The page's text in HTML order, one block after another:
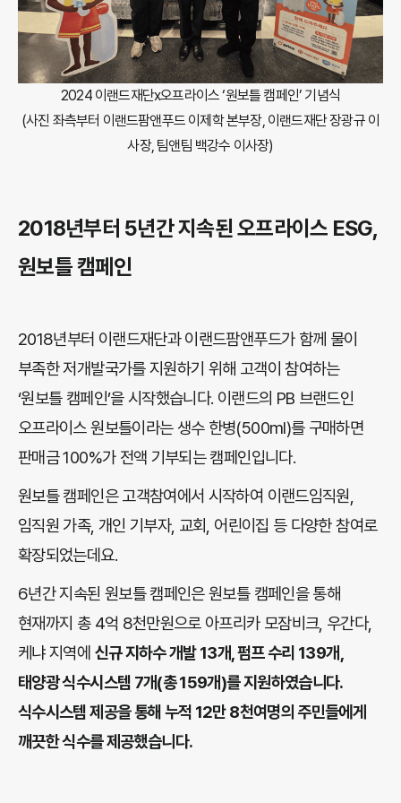
2024 이랜드재단x오프라이스 ‘원보틀 캠페인’ 기념식
(사진 좌측부터 이랜드팜앤푸드 이제학 본부장, 이랜드재단 장광규 이
사장, 팀앤팀 백강수 이사장)
2018년부터 5년간 지속된 오프라이스 ESG,
원보틀 캠페인
2018년부터 이랜드재단과 이랜드팜앤푸드가 함께 물이
부족한 저개발국가를 지원하기 위해 고객이 참여하는
‘원보틀 캠페인’을 시작했습니다. 이랜드의 PB 브랜드인
오프라이스 원보틀이라는 생수 한병(500ml)를 구매하면
판매금 100%가 전액 기부되는 캠페인입니다.
원보틀 캠페인은 고객참여에서 시작하여 이랜드임직원,
임직원 가족, 개인 기부자, 교회, 어린이집 등 다양한 참여로
확장되었는데요.
6년간 지속된 원보틀 캠페인은 원보틀 캠페인을 통해
현재까지 총 4억 8천만원으로 아프리카 모잠비크, 우간다,
케냐 지역에 신규 지하수 개발 13개, 펌프 수리 139개,
태양광 식수시스템 7개(총 159개)를 지원하였습니다.
식수시스템 제공을 통해 누적 12만 8천여명의 주민들에게
깨끗한 식수를 제공했습니다.